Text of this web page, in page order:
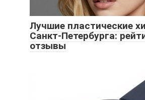
Лучшие пластические
Санкт-Петербурга:
отзывы